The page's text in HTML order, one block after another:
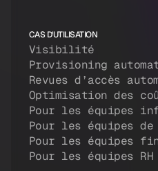
CAS D'UTILISATION
Visibilité
Provisioning
Revues d’accès
Optimisation des
Pour les équipes
Pour les équipes
Pour les équipes
Pour les équipes RH